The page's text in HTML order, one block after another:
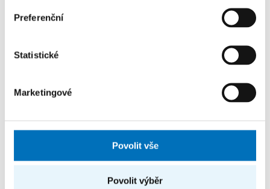
Preferenční
Statistické
Marketingové
Povolit vše
Povolit výběr